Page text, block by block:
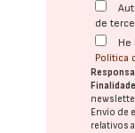
de
Política
Envío de
relativos